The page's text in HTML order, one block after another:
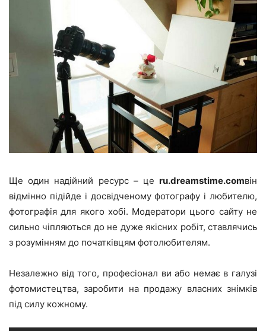
Ще один надійний ресурс – це ru.dreamstime.comвін
відмінно підійде і досвідченому фотографу і любителю,
фотографія для якого хобі. Модератори цього сайту не
сильно чіпляються до не дуже якісних робіт, ставлячись
з розумінням до початківцям фотолюбителям.
Незалежно від того, професіонал ви або немає в галузі
фотомистецтва, заробити на продажу власних знімків
під силу кожному.